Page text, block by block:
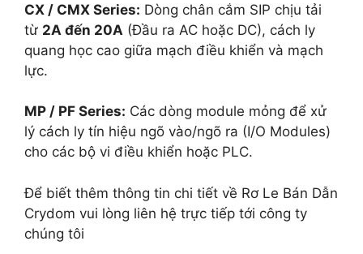
CX / CMX Series: Dòng chân cắm SIP chịu tải
từ 2A đến 20A (Đầu ra AC hoặc DC), cách ly
quang học cao giữa mạch điều khiển và mạch
lực.
MP / PF Series: Các dòng module mỏng để xử
lý cách ly tín hiệu ngõ vào/ngõ ra (I/O Modules)
cho các bộ vi điều khiển hoặc PLC.
Để biết thêm thông tin chi tiết về Rơ Le Bán Dẫn
Crydom vui lòng liên hệ trực tiếp tới công ty
chúng tôi